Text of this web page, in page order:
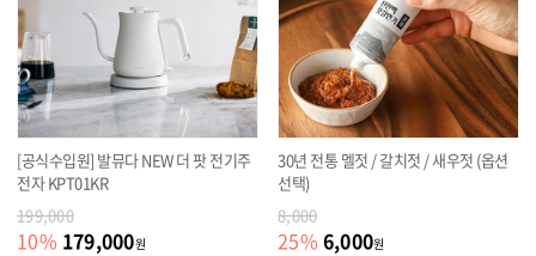
[공식수입원] 발뮤다 NEW 더 팟 전기주
전자 KPT01KR
199,000
10% 179,000원
30년 전통 멜젓 / 갈치젓 / 새우젓 (옵션
선택)
8,000
25% 6,000원